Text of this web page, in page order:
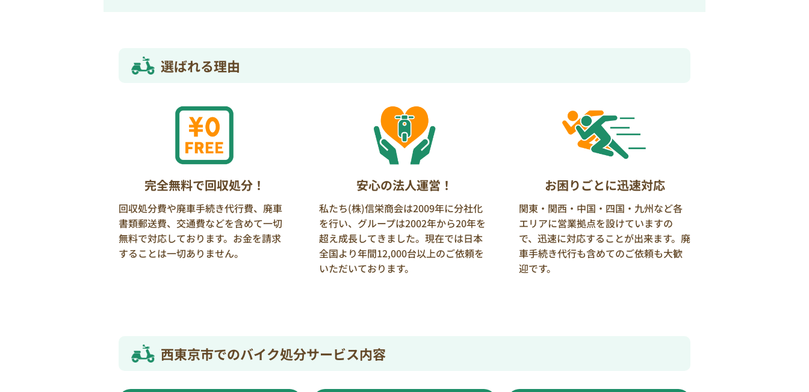
選ばれる理由
完全無料で回収処分！
回収処分費や廃車手続き代行費、廃車
書類郵送費、交通費などを含めて一切
無料で対応しております。お金を請求
することは一切ありません。
安心の法人運営！
私たち(株)信栄商会は2009年に分社化
を行い、グループは2002年から20年を
超え成長してきました。現在では日本
全国より年間12,000台以上のご依頼を
いただいております。
お困りごとに迅速対応
関東・関西・中国・四国・九州など各
エリアに営業拠点を設けていますの
で、迅速に対応することが出来ます。廃
車手続き代行も含めてのご依頼も大歓
迎です。
西東京市でのバイク処分サービス内容